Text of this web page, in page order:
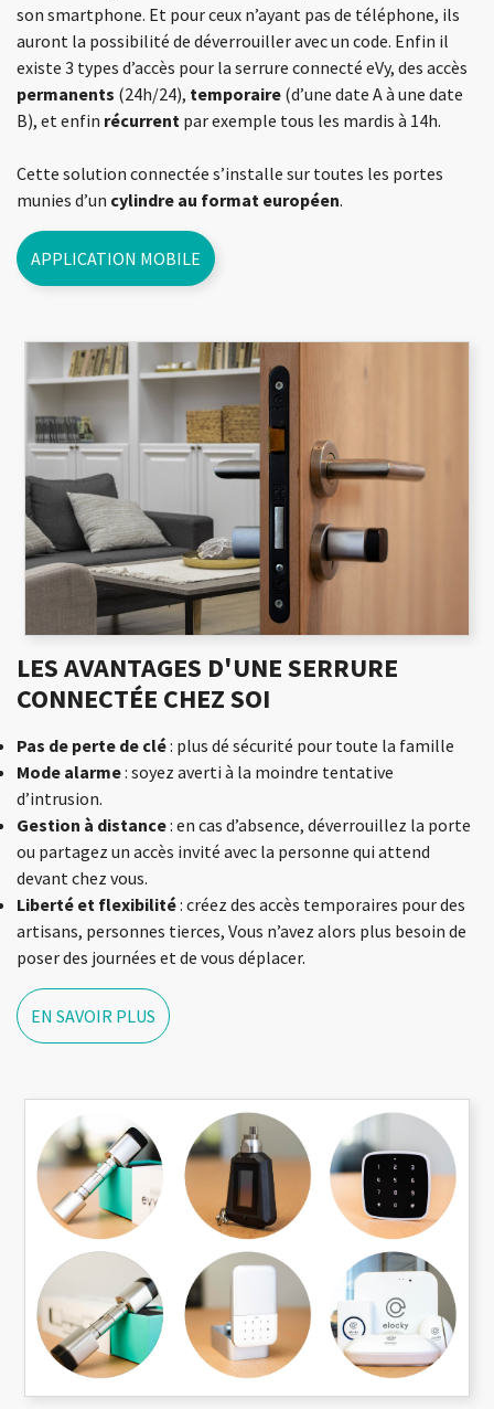
son smartphone. Et pour ceux n’ayant pas de téléphone, ils
auront la possibilité de déverrouiller avec un code. Enfin il
existe 3 types d’accès pour la serrure connecté eVy, des accès
permanents (24h/24), temporaire (d’une date A à une date
B), et enfin récurrent par exemple tous les mardis à 14h.
Cette solution connectée s’installe sur toutes les portes
munies d’un cylindre au format européen.
APPLICATION MOBILE
LES AVANTAGES D'UNE SERRURE
CONNECTÉE CHEZ SOI
Pas de perte de clé: plus dé sécurité pour toute la famille
Mode alarme: soyez averti à la moindre tentative
d’intrusion.
Gestion à distance: en cas d’absence, déverrouillez la porte
ou partagez un accès invité avec la personne qui attend
devant chez vous.
Liberté et flexibilité: créez des accès temporaires pour des
artisans, personnes tierces, Vous n’avez alors plus besoin de
poser des journées et de vous déplacer.
EN SAVOIR PLUS